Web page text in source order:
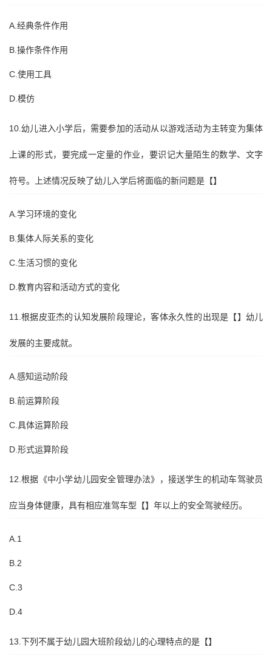
A.经典条件作用
B.操作条件作用
C.使用工具
D.模仿
10.幼儿进入小学后，需要参加的活动从以游戏活动为主转变为集体
上课的形式，要完成一定量的作业，要识记大量陌生的数学、文字
符号。上述情况反映了幼儿入学后将面临的新问题是【】
A.学习环境的变化
B.集体人际关系的变化
C.生活习惯的变化
D.教育内容和活动方式的变化
11.根据皮亚杰的认知发展阶段理论，客体永久性的出现是【】幼儿
发展的主要成就。
A.感知运动阶段
B.前运算阶段
C.具体运算阶段
D.形式运算阶段
12.根据《中小学幼儿园安全管理办法》，接送学生的机动车驾驶员
应当身体健康，具有相应准驾车型【】年以上的安全驾驶经历。
A.1
B.2
C.3
D.4
13.下列不属于幼儿园大班阶段幼儿的心理特点的是【】